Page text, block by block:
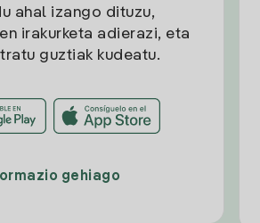
ahal izango dituzu,
irakurketa adierazi, eta
guztiak kudeatu.
gehiago